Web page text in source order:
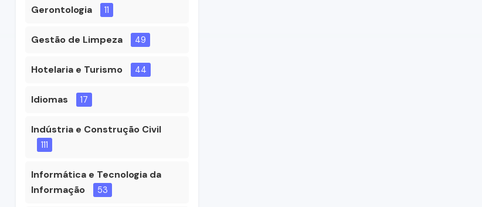
Gerontologia 11
Gestão de Limpeza 49
Hotelaria e Turismo 44
Idiomas 17
Indústria e Construção Civil
111
Informática e Tecnologia da
Informação
53